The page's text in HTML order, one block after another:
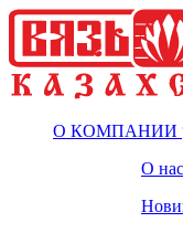
О КОМПАНИИ
О нас